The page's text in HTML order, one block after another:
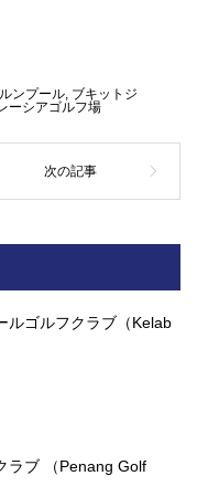
ンプール, ブキットジ
ーシアゴルフ場
ルゴルフクラブ（Kelab
ラブ （Penang Golf